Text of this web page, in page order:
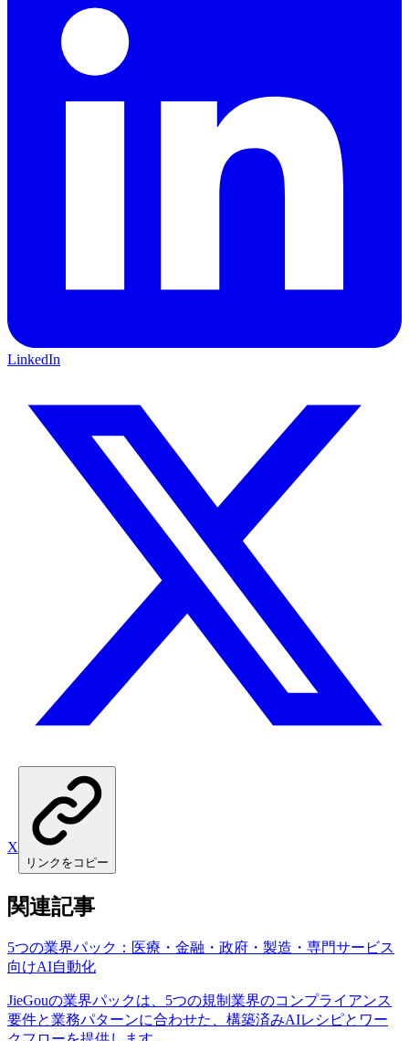
LinkedIn
X
リンクをコピー
関連記事
5つの業界パック：医療・金融・政府・製造・専門サービス
向けAI自動化
JieGouの業界パックは、5つの規制業界のコンプライアンス
要件と業務パターンに合わせた、構築済みAIレシピとワー